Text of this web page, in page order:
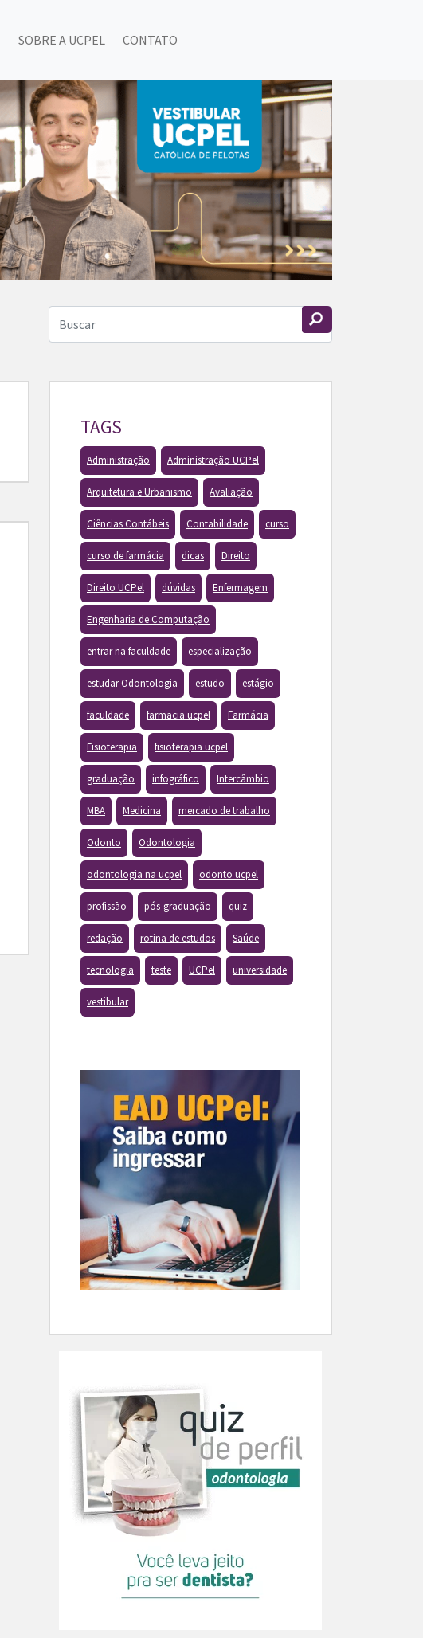
SOBRE A UCPEL CONTATO
TAGS
Administração Administração UCPel
Arquitetura e Urbanismo Avaliação
Ciências Contábeis Contabilidade curso
curso de farmácia dicas Direito
Direito UCPel dúvidas Enfermagem
Engenharia de Computação
entrar na faculdade especialização
estudar Odontologia estudo estágio
faculdade farmacia ucpel Farmácia
Fisioterapia fisioterapia ucpel
graduação infográfico Intercâmbio
MBA Medicina mercado de trabalho
Odonto Odontologia
odontologia na ucpel odonto ucpel
profissão pós-graduação quiz
redação rotina de estudos Saúde
tecnologia teste UCPel universidade
vestibular